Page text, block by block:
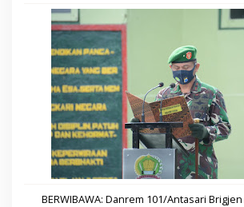
t
a
s
a
r
i
B
n
T
BERWIBAWA: Danrem 101/Antasari